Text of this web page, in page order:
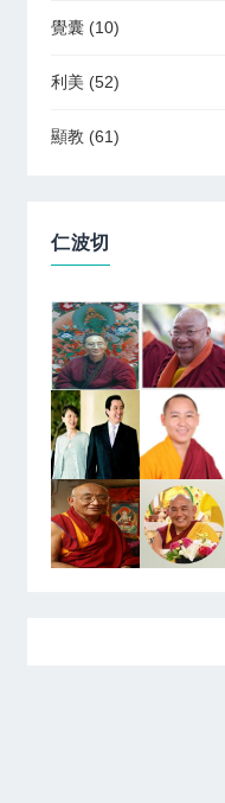
覺囊 (10)
利美 (52)
顯教 (61)
仁波切